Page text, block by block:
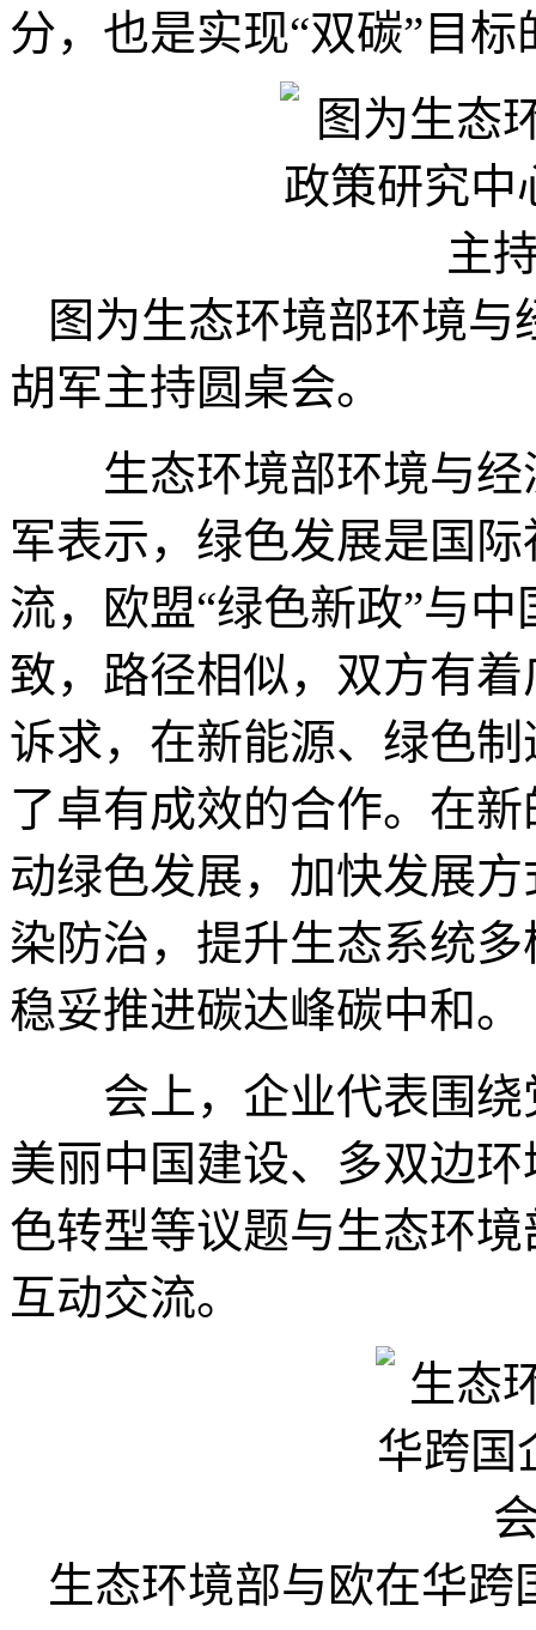
分，也是实现“双碳”目
图为生态环境部环境
胡军主持圆桌会。
生态环境部环境与经
军表示，绿色发展是国
流，欧盟“绿色新政”与
致，路径相似，双方有
诉求，在新能源、绿色
了卓有成效的合作。在
动绿色发展，加快发展
染防治，提升生态系统
稳妥推进碳达峰碳中和。
会上，企业代表围绕
美丽中国建设、多双边
色转型等议题与生态环
互动交流。
生态环境部与欧在华